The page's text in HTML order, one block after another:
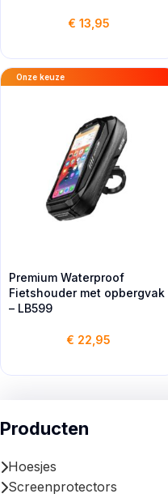
€ 13,95
Onze keuze
Premium Waterproof
Fietshouder met opbergvak
– LB599
€ 22,95
Producten
Hoesjes
Screenprotectors